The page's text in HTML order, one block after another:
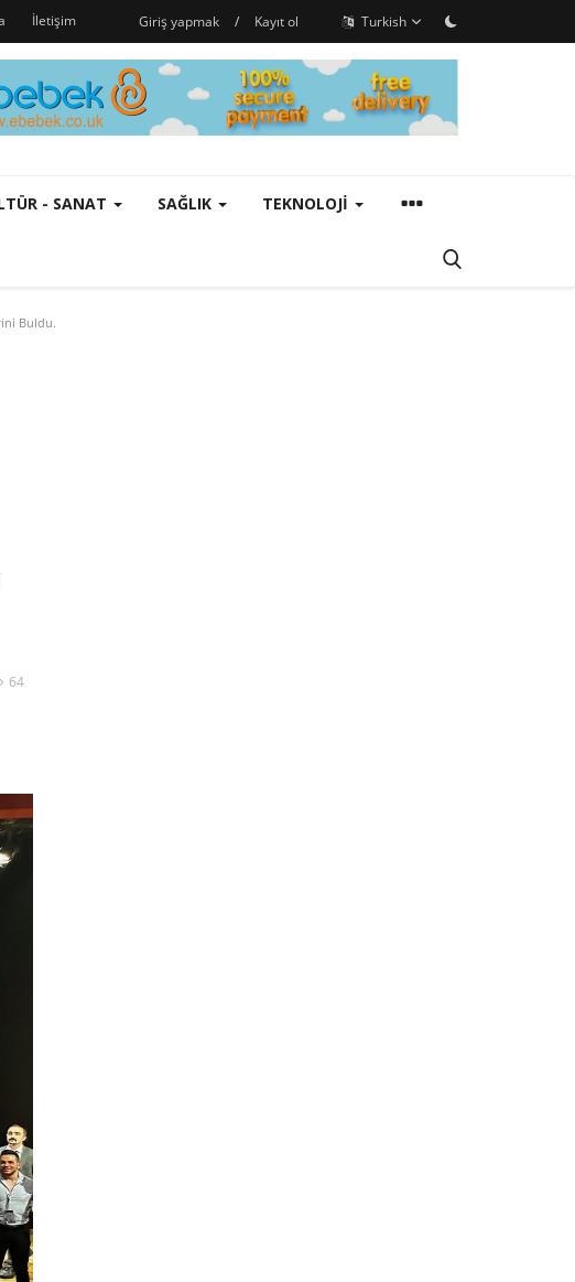
İletişim Giriş yapmak / Kayıt ol Turkish
- SANAT SAĞLIK TEKNOLOJI
Buldu.
64